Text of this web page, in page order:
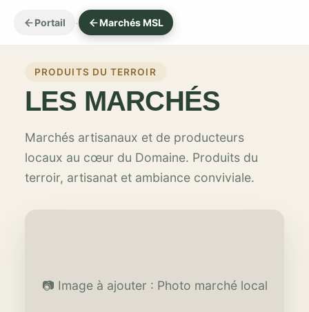
Portail · Marchés MSL
PRODUITS DU TERROIR
LES MARCHÉS
Marchés artisanaux et de producteurs
locaux au cœur du Domaine. Produits du
terroir, artisanat et ambiance conviviale.
📷 Image à ajouter : Photo marché local